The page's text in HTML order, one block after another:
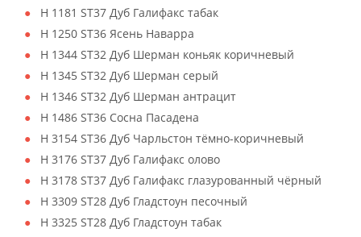
H 1181 ST37 Дуб Галифакс табак
H 1250 ST36 Ясень Наварра
H 1344 ST32 Дуб Шерман коньяк коричневый
H 1345 ST32 Дуб Шерман серый
H 1346 ST32 Дуб Шерман антрацит
H 1486 ST36 Сосна Пасадена
H 3154 ST36 Дуб Чарльстон тёмно-коричневый
H 3176 ST37 Дуб Галифакс олово
H 3178 ST37 Дуб Галифакс глазурованный чёрный
H 3309 ST28 Дуб Гладстоун песочный
H 3325 ST28 Дуб Гладстоун табак